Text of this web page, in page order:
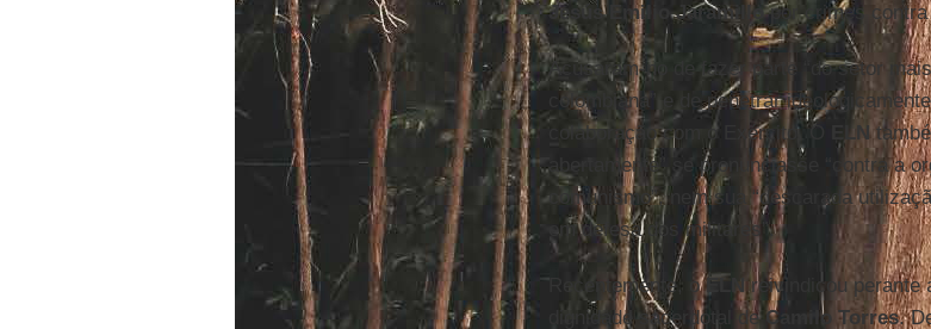
Jesús Emilio Jaramillopor crimes contra
Acusaram-no de fazer parte “do setor
colombiana” e de penetrar
colaboração com o Exército. O
ELN
abertamente” se pronunciasse “contra a
comunismo”, nem sua “descarada
em defesa dos militares”.
Recentemente, oELNreivindicou perante
dignidade sacerdotal de Camilo Torres.